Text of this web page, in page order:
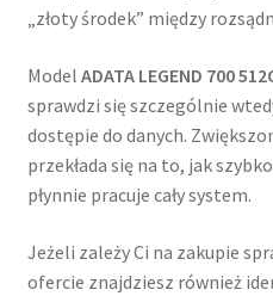
„złoty środek” między
Model ADATA LEGEND 700
sprawdzi się szczególnie
dostępie do danych.
przekłada się na to, jak
płynnie pracuje cały system.
Jeżeli zależy Ci na zakupie
ofercie znajdziesz również